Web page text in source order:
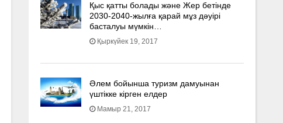
Қыс қатты болады және Жер бетінде
2030-2040­-жылға қарай мұз дәуірі
басталуы мүмкін…
Қыркүйек 19, 2017
Әлем бойынша туризм дамуынан
үштікке кірген елдер
Мамыр 21, 2017